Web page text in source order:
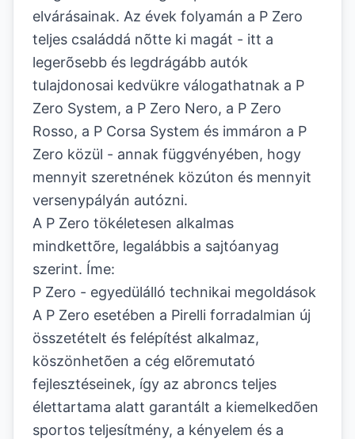
elvárásainak. Az évek folyamán a P Zero
teljes családdá nõtte ki magát - itt a
legerõsebb és legdrágább autók
tulajdonosai kedvükre válogathatnak a P
Zero System, a P Zero Nero, a P Zero
Rosso, a P Corsa System és immáron a P
Zero közül - annak függvényében, hogy
mennyit szeretnének közúton és mennyit
versenypályán autózni.
A P Zero tökéletesen alkalmas
mindkettõre, legalábbis a sajtóanyag
szerint. Íme:
P Zero - egyedülálló technikai megoldások
A P Zero esetében a Pirelli forradalmian új
összetételt és felépítést alkalmaz,
köszönhetõen a cég elõremutató
fejlesztéseinek, így az abroncs teljes
élettartama alatt garantált a kiemelkedõen
sportos teljesítmény, a kényelem és a